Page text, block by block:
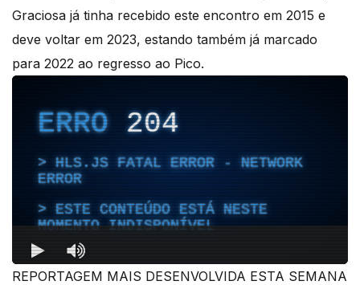
Graciosa já tinha recebido este encontro em 2015 e
deve voltar em 2023, estando também já marcado
para 2022 ao regresso ao Pico.
REPORTAGEM MAIS DESENVOLVIDA ESTA SEMANA